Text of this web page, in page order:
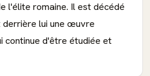
l'élite romaine. Il est décédé
derrière lui une œuvre
continue d'être étudiée et